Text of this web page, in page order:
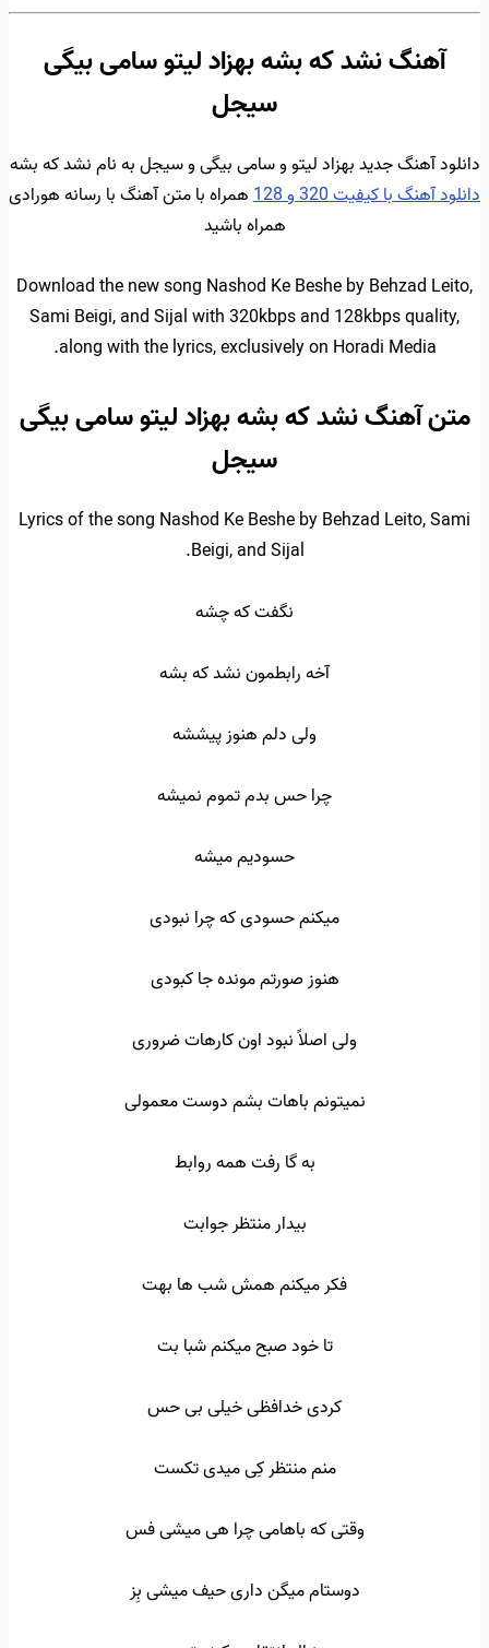
آهنگ نشد که بشه بهزاد لیتو سامی بیگی
سیجل
دانلود آهنگ جدید بهزاد لیتو و سامی بیگی و سیجل به نام نشد که بشه
دانلود آهنگ با کیفیت 320 و 128
همراه با متن آهنگ با رسانه هورادی
همراه باشید
Download the new song Nashod Ke Beshe by Behzad Leito,
Sami Beigi, and Sijal with 320kbps and 128kbps quality,
along with the lyrics, exclusively on Horadi Media.
متن آهنگ نشد که بشه بهزاد لیتو سامی بیگی
سیجل
Lyrics of the song Nashod Ke Beshe by Behzad Leito, Sami
Beigi, and Sijal.
نگفت که چشه
آخه رابطمون نشد که بشه
ولی دلم هنوز پیششه
چرا حس بدم تموم نمیشه
حسودیم میشه
میکنم حسودی که چرا نبودی
هنوز صورتم مونده جا کبودی
ولی اصلاً نبود اون کارهات ضروری
نمیتونم باهات بشم دوست معمولی
به گا رفت همه روابط
بیدار منتظر جوابت
فکر میکنم همش شب ها بهت
تا خود صبح میکنم شبا بت
کردی خدافظی خیلی بی حس
منم منتظر کِی میدی تکست
وقتی که باهامی چرا هی میشی فس
دوستام میگن داری حیف میشی بِز